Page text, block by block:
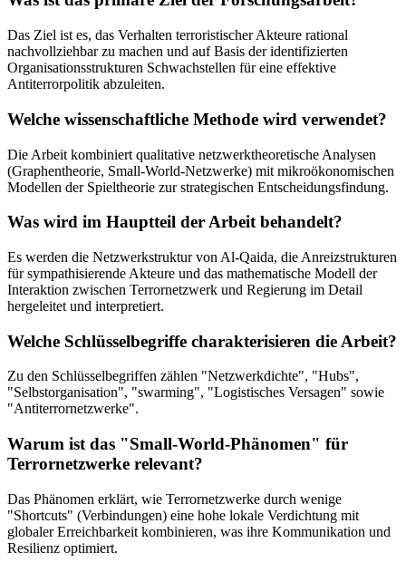
Das Ziel ist es, das Verhalten terroristischer Akteure rational
nachvollziehbar zu machen und auf Basis der identifizierten
Organisationsstrukturen Schwachstellen für eine effektive
Antiterrorpolitik abzuleiten.
Welche wissenschaftliche Methode wird verwendet?
Die Arbeit kombiniert qualitative netzwerktheoretische Analysen
(Graphentheorie, Small-World-Netzwerke) mit mikroökonomischen
Modellen der Spieltheorie zur strategischen Entscheidungsfindung.
Was wird im Hauptteil der Arbeit behandelt?
Es werden die Netzwerkstruktur von Al-Qaida, die Anreizstrukturen
für sympathisierende Akteure und das mathematische Modell der
Interaktion zwischen Terrornetzwerk und Regierung im Detail
hergeleitet und interpretiert.
Welche Schlüsselbegriffe charakterisieren die Arbeit?
Zu den Schlüsselbegriffen zählen "Netzwerkdichte", "Hubs",
"Selbstorganisation", "swarming", "Logistisches Versagen" sowie
"Antiterrornetzwerke".
Warum ist das "Small-World-Phänomen" für
Terrornetzwerke relevant?
Das Phänomen erklärt, wie Terrornetzwerke durch wenige
"Shortcuts" (Verbindungen) eine hohe lokale Verdichtung mit
globaler Erreichbarkeit kombinieren, was ihre Kommunikation und
Resilienz optimiert.